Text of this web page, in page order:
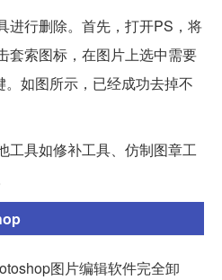
进行删除。首先，打开PS，将
套索图标，在图片上选中需要
如图所示，已经成功去掉不
工具如修补工具、仿制图章工
图片编辑软件完全卸